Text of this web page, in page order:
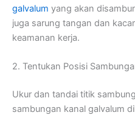
galvalum yang akan
juga sarung tangan dan
keamanan kerja.
2. Tentukan Posisi
Ukur dan tandai titik
sambungan kanal galvalum